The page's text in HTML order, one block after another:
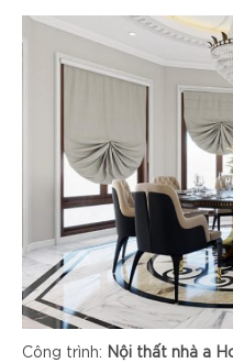
Công trình: Nội thất nhà a